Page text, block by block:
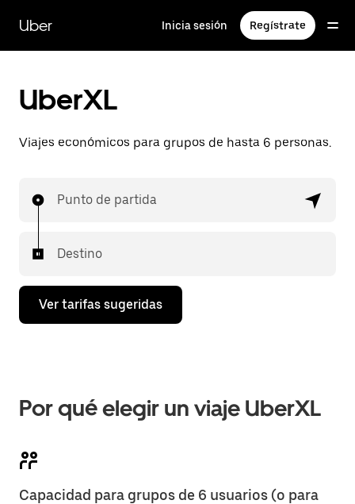
contenido
principal
Uber Inicia sesión Regístrate
UberXL
Viajes económicos para grupos de hasta 6 personas.
Punto de partida
Destino
Ver tarifas sugeridas
Por qué elegir un viaje UberXL
Capacidad para grupos de 6 usuarios (o para